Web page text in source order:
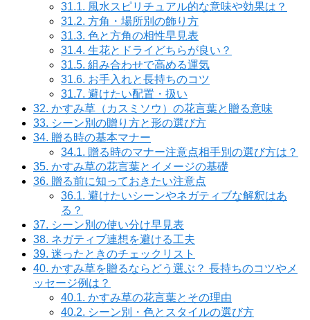
31.1. 風水スピリチュアル的な意味や効果は？
31.2. 方角・場所別の飾り方
31.3. 色と方角の相性早見表
31.4. 生花とドライどちらが良い？
31.5. 組み合わせで高める運気
31.6. お手入れと長持ちのコツ
31.7. 避けたい配置・扱い
32. かすみ草（カスミソウ）の花言葉と贈る意味
33. シーン別の贈り方と形の選び方
34. 贈る時の基本マナー
34.1. 贈る時のマナー注意点相手別の選び方は？
35. かすみ草の花言葉とイメージの基礎
36. 贈る前に知っておきたい注意点
36.1. 避けたいシーンやネガティブな解釈はあ
る？
37. シーン別の使い分け早見表
38. ネガティブ連想を避ける工夫
39. 迷ったときのチェックリスト
40. かすみ草を贈るならどう選ぶ？ 長持ちのコツやメ
ッセージ例は？
40.1. かすみ草の花言葉とその理由
40.2. シーン別・色とスタイルの選び方